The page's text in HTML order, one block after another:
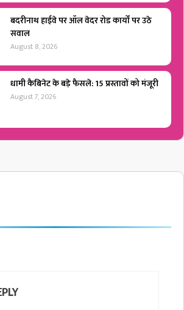
बदरीनाथ हाईवे पर ऑल वेदर रोड कार्यों पर उठे
सवाल
August 8, 2026
धामी कैबिनेट के बड़े फैसले: 15 प्रस्तावों को मंजूरी
August 7, 2026